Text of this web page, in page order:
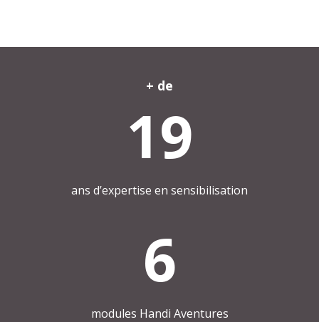
+ de
19
ans d’expertise en sensibilisation
6
modules Handi Aventures